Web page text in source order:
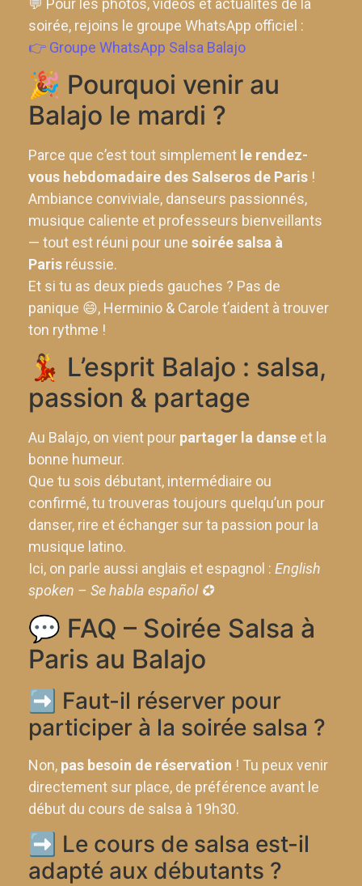
soirée, rejoins le groupe WhatsApp officiel :
👉 Groupe WhatsApp Salsa Balajo
🎉 Pourquoi venir au
Balajo le mardi ?
Parce que c’est tout simplement le rendez-
vous hebdomadaire des Salseros de Paris !
Ambiance conviviale, danseurs passionnés,
musique caliente et professeurs bienveillants
— tout est réuni pour une soirée salsa à
Paris réussie.
Et si tu as deux pieds gauches ? Pas de
panique 😄, Herminio & Carole t’aident à trouver
ton rythme !
💃 L’esprit Balajo : salsa,
passion & partage
Au Balajo, on vient pour partager la danse et la
bonne humeur.
Que tu sois débutant, intermédiaire ou
confirmé, tu trouveras toujours quelqu’un pour
danser, rire et échanger sur ta passion pour la
musique latino.
Ici, on parle aussi anglais et espagnol : English
spoken – Se habla español ✪
💬 FAQ – Soirée Salsa à
Paris au Balajo
➡️ Faut-il réserver pour
participer à la soirée salsa ?
Non, pas besoin de réservation ! Tu peux venir
directement sur place, de préférence avant le
début du cours de salsa à 19h30.
➡️ Le cours de salsa est-il
adapté aux débutants ?